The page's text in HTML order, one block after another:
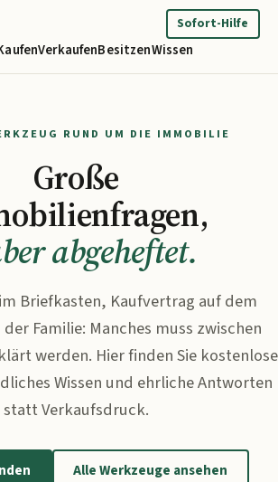
VerkaufenBesitzenWissen
Sofort-Hilfe
RUND UM DIE IMMOBILIE
Große
abgeheftet.
Briefkasten, Kaufvertrag auf dem
Familie: Manches muss zwischen
werden. Hier finden Sie kostenlose
Wissen und ehrliche Antworten
statt Verkaufsdruck.
Alle Werkzeuge ansehen